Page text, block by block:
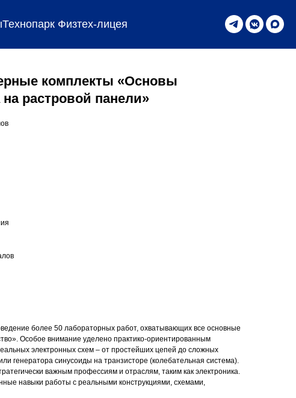
Технопарк Физтех-лицея
комплекты «Основы
на растровой панели»
более 50 лабораторных работ, охватывающих все основные
Особое внимание уделено практико-ориентированным
электронных схем – от простейших цепей до сложных
генератора синусоиды на транзисторе (колебательная система).
важным профессиям и отраслям, таким как электроника.
навыки работы с реальными конструкциями, схемами,